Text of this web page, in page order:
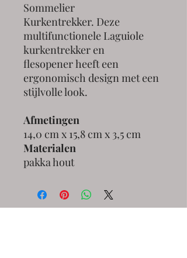
Sommelier
Kurkentrekker. Deze
multifunctionele Laguiole
kurkentrekker en
flesopener heeft een
ergonomisch design met een
stijlvolle look.
Afmetingen
14,0 cm x 15,8 cm x 3,5 cm
Materialen
pakka hout